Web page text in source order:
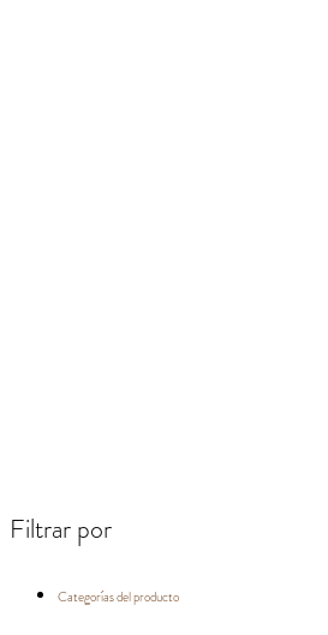
Filtrar por
Categorías del producto